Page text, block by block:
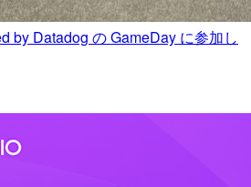
by Datadog の GameDay に参加し